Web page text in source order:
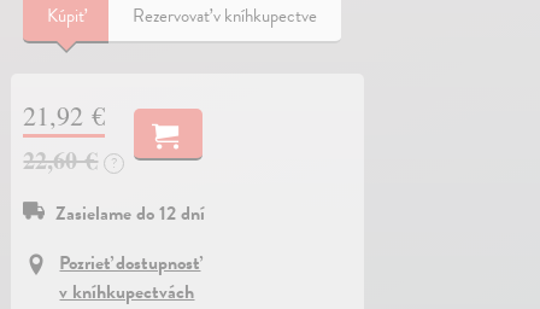
Kúpiť Rezervovať v kníhkupectve
21,92 €
22,60 €
?
Zasielame do 12 dní
Pozrieť dostupnosť
v kníhkupectvách